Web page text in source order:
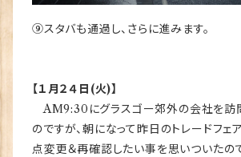
⑨スタバも通過し、さらに進みます。
【１月２４日(火)】
AM9:30にグラスゴー郊外の会社を訪
のですが、朝になって昨日のトレードフ
点変更＆再確認したい事を思いついたの